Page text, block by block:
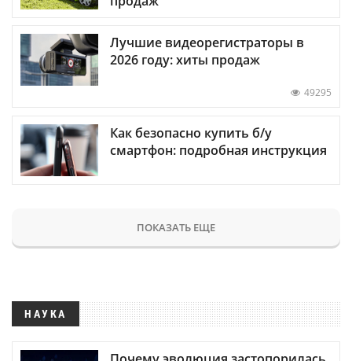
Лучшие видеорегистраторы в
2026 году: хиты продаж
49295
Как безопасно купить б/у
смартфон: подробная инструкция
ПОКАЗАТЬ ЕЩЕ
НАУКА